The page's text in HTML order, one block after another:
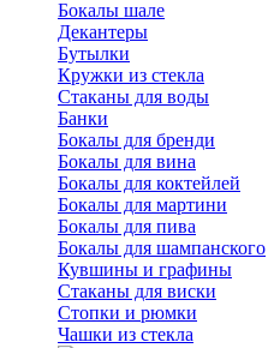
Бокалы шале
Декантеры
Бутылки
Кружки из стекла
Стаканы для воды
Банки
Бокалы для бренди
Бокалы для вина
Бокалы для коктейлей
Бокалы для мартини
Бокалы для пива
Бокалы для шампанского
Кувшины и графины
Стаканы для виски
Стопки и рюмки
Чашки из стекла